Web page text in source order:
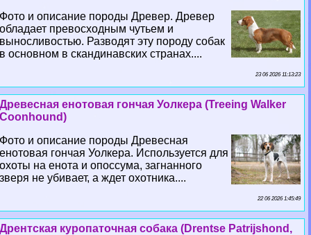
Фото и описание породы Древер. Древер
обладает превосходным чутьем и
выносливостью. Разводят эту породу собак
в основном в скандинавских странах....
23 06 2026 11:13:23
Древесная енотовая гончая Уолкера (Treeing Walker
Coonhound)
Фото и описание породы Древесная
енотовая гончая Уолкера. Используется для
охоты на енота и опоссума, загнанного
зверя не убивает, а ждет охотника....
22 06 2026 1:45:49
Дрентская куропаточная собака (Drentse Patrijshond,